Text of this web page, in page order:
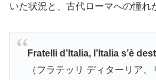
いた状況と、古代ローマへの憧れ
Fratelli d’Italia, l’Italia s’è
（フラテッリ ディターリア